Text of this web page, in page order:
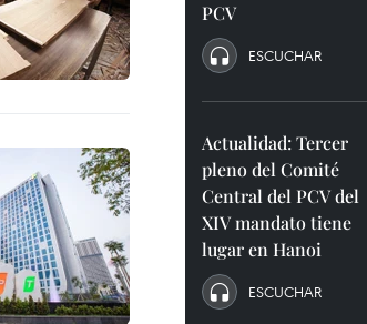
PCV
ESCUCHAR
Actualidad: Tercer
pleno del Comité
Central del PCV del
XIV mandato tiene
lugar en Hanoi
ESCUCHAR